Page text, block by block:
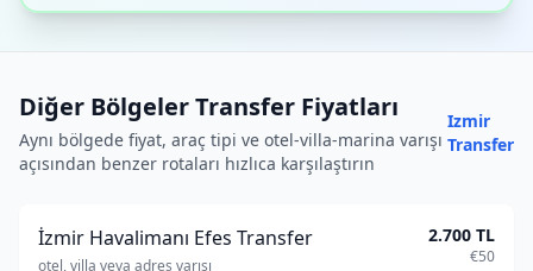
Diğer Bölgeler Transfer Fiyatları
Aynı bölgede fiyat, araç tipi ve otel-villa-marina varışı
açısından benzer rotaları hızlıca karşılaştırın
Izmir
Transfer
İzmir Havalimanı Efes Transfer
otel, villa veya adres varışı
2.700 TL
€50